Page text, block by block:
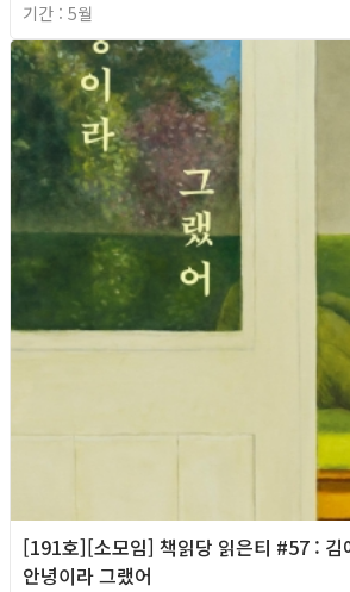
기간 : 5월
[191호][소모임] 책읽당 읽은티 #57 : 김
안녕이라 그랬어